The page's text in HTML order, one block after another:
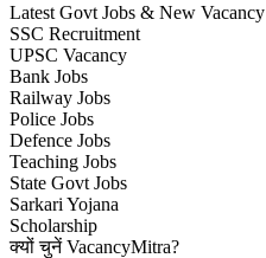
Latest Govt Jobs & New Vacancy
SSC Recruitment
UPSC Vacancy
Bank Jobs
Railway Jobs
Police Jobs
Defence Jobs
Teaching Jobs
State Govt Jobs
Sarkari Yojana
Scholarship
क्यों चुनें VacancyMitra?